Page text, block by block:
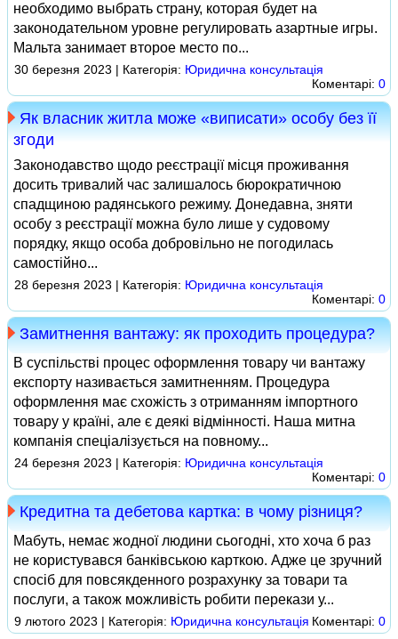
необходимо выбрать страну, которая будет на
законодательном уровне регулировать азартные игры.
Мальта занимает второе место по...
30 березня 2023 | Категорія: Юридична консультація
Коментарі: 0
Як власник житла може «виписати» особу без її
згоди
Законодавство щодо реєстрації місця проживання
досить тривалий час залишалось бюрократичною
спадщиною радянського режиму. Донедавна, зняти
особу з реєстрації можна було лише у судовому
порядку, якщо особа добровільно не погодилась
самостійно...
28 березня 2023 | Категорія: Юридична консультація
Коментарі: 0
Замитнення вантажу: як проходить процедура?
В суспільстві процес оформлення товару чи вантажу
експорту називається замитненням. Процедура
оформлення має схожість з отриманням імпортного
товару у країні, але є деякі відмінності. Наша митна
компанія спеціалізується на повному...
24 березня 2023 | Категорія: Юридична консультація
Коментарі: 0
Кредитна та дебетова картка: в чому різниця?
Мабуть, немає жодної людини сьогодні, хто хоча б раз
не користувався банківською карткою. Адже це зручний
спосіб для повсякденного розрахунку за товари та
послуги, а також можливість робити перекази у...
9 лютого 2023 | Категорія: Юридична консультація Коментарі: 0